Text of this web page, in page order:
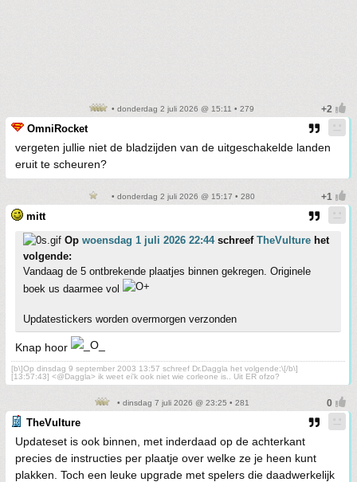
• donderdag 2 juli 2026 @ 15:11 • 279
OmniRocket
vergeten jullie niet de bladzijden van de uitgeschakelde landen
eruit te scheuren?
• donderdag 2 juli 2026 @ 15:17 • 280
mitt
Op woensdag 1 juli 2026 22:44schreef TheVulture het
volgende:
Vandaag de 5 ontbrekende plaatjes binnen gekregen. Originele
boek us daarmee vol
Updatestickers worden overmorgen verzonden
Knap hoor
[b\]Op dinsdag 9 september 2003 13:57 schreef Dr.Daggla het volgende:\[/b\]
[13:57:43] <@Daggla> ik weet ei'k ook niet wie corleone is.. Uit ER ofzo?
• dinsdag 7 juli 2026 @ 23:25 • 281
TheVulture
Updateset is ook binnen, met inderdaad op de achterkant
precies de instructies per plaatje over welke ze je heen kunt
plakken. Toch een leuke upgrade met spelers die daadwerkelijk